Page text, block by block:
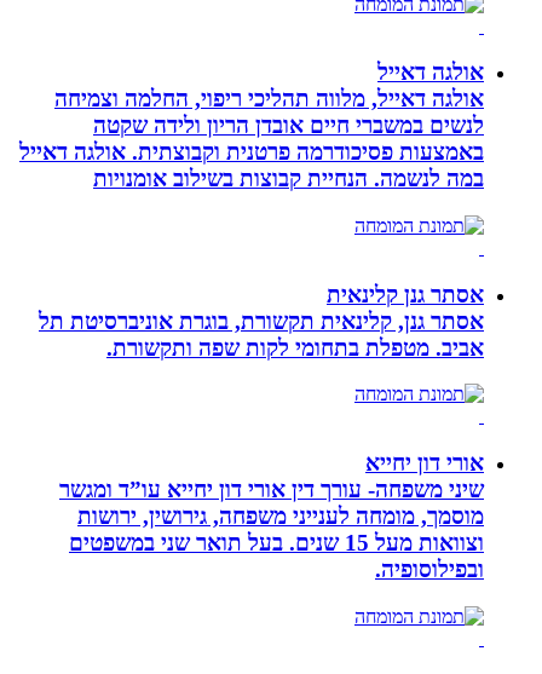
אולגה דאייל
אולגה דאייל, מלווה תהליכי ריפוי, החלמה וצמיחה
לנשים במשברי חיים אובדן הריון ולידה שקטה
באמצעות פסיכודרמה פרטנית וקבוצתית. אולגה דאייל
במה לנשמה. ‏הנחיית קבוצות בשילוב אומנויות‏
אסתר גנן קלינאית
אסתר גנן, קלינאית תקשורת, בוגרת אוניברסיטת תל
אביב. מטפלת בתחומי לקות שפה ותקשורת.
אורי דון יחייא
שיני משפחה- עורך דין אורי דון יחייא עו”ד ומגשר
מוסמך, מומחה לענייני משפחה, גירושין, ירושות
וצוואות מעל 15 שנים. בעל תואר שני במשפטים
ובפילוסופיה.